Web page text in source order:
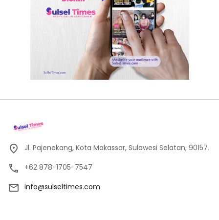
Jl. Pajenekang, Kota Makassar, Sulawesi Selatan, 90157.
+62 878-1705-7547
info@sulseltimes.com